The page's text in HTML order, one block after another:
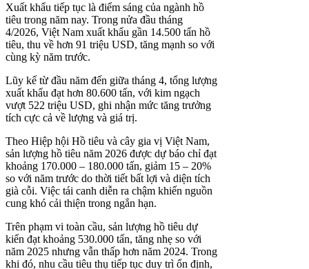
Xuất khẩu tiếp tục là điểm sáng của ngành hồ
tiêu trong năm nay. Trong nửa đầu tháng
4/2026, Việt Nam xuất khẩu gần 14.500 tấn hồ
tiêu, thu về hơn 91 triệu USD, tăng mạnh so với
cùng kỳ năm trước.
Lũy kế từ đầu năm đến giữa tháng 4, tổng lượng
xuất khẩu đạt hơn 80.600 tấn, với kim ngạch
vượt 522 triệu USD, ghi nhận mức tăng trưởng
tích cực cả về lượng và giá trị.
Theo Hiệp hội Hồ tiêu và cây gia vị Việt Nam,
sản lượng hồ tiêu năm 2026 được dự báo chỉ đạt
khoảng 170.000 – 180.000 tấn, giảm 15 – 20%
so với năm trước do thời tiết bất lợi và diện tích
già cỗi. Việc tái canh diễn ra chậm khiến nguồn
cung khó cải thiện trong ngắn hạn.
Trên phạm vi toàn cầu, sản lượng hồ tiêu dự
kiến đạt khoảng 530.000 tấn, tăng nhẹ so với
năm 2025 nhưng vẫn thấp hơn năm 2024. Trong
khi đó, nhu cầu tiêu thụ tiếp tục duy trì ổn định,